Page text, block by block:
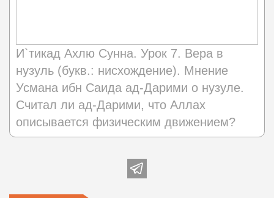
И`тикад Ахлю Сунна. Урок 7. Вера в
нузуль (букв.: нисхождение). Мнение
Усмана ибн Саида ад-Дарими о нузуле.
Считал ли ад-Дарими, что Аллах
описывается физическим движением?